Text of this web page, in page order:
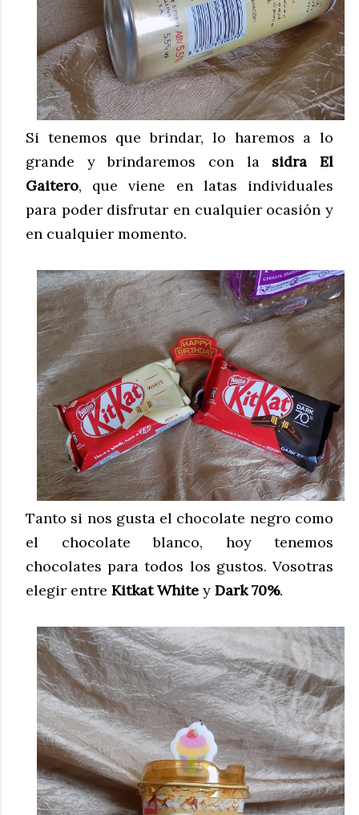
Si tenemos que brindar, lo haremos a lo
grande y brindaremos con la sidra El
Gaitero, que viene en latas individuales
para poder disfrutar en cualquier ocasión y
en cualquier momento.
Tanto si nos gusta el chocolate negro como
el chocolate blanco, hoy tenemos
chocolates para todos los gustos. Vosotras
elegir entre Kitkat White y Dark 70%.